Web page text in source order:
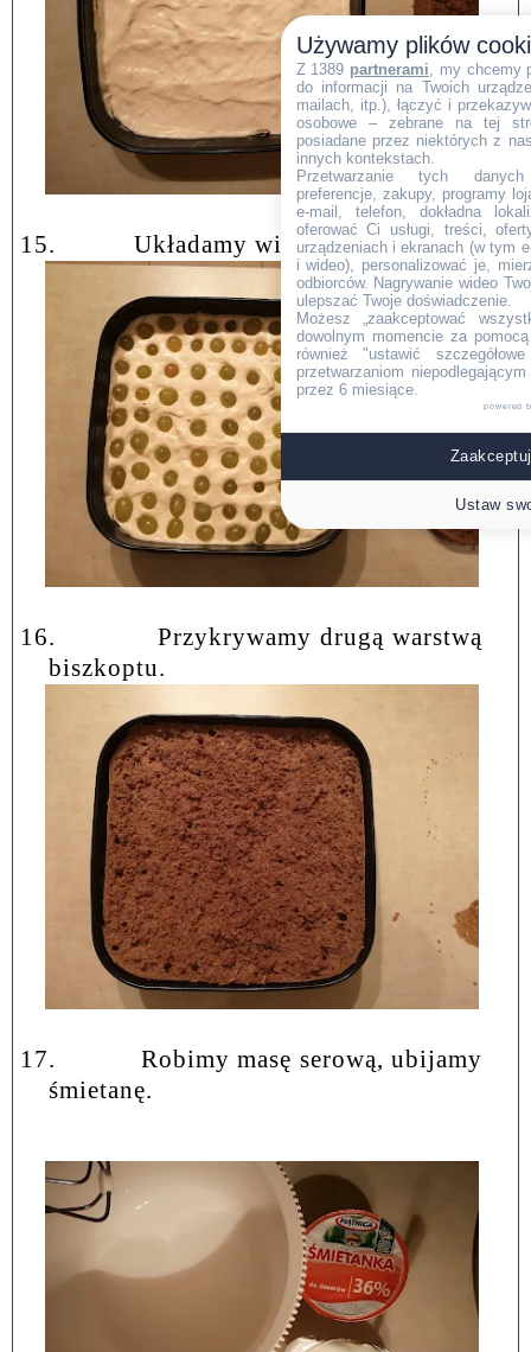
15. Układamy winogrona.
16.
Przykrywamy drugą warstwą
biszkoptu.
17.
Robimy masę serową, ubijamy
śmietanę.
Używamy plików
Z 1389 partnerami , my chcemy
do informacji na Twoich
mailach, itp.), łączyć i
osobowe – zebrane na tej
posiadane przez niektórych z
innych kontekstach.
Przetwarzanie tych danych
preferencje, zakupy, programy
e-mail, telefon, dokładna
oferować Ci usługi, treści,
urządzeniach i ekranach (w tym
i wideo), personalizować je,
odbiorców. Nagrywanie wideo
ulepszać Twoje doświadczenie.
Możesz „zaakceptować
dowolnym momencie za
również "ustawić
przetwarzaniom
przez 6 miesiące.
powered
Ustaw